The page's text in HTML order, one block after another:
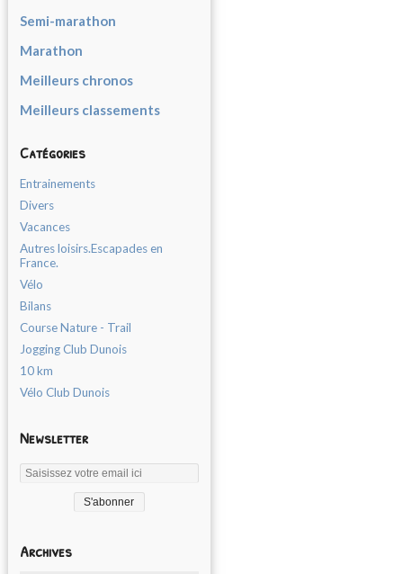
Semi-marathon
Marathon
Meilleurs chronos
Meilleurs classements
Catégories
Entrainements
Divers
Vacances
Autres loisirs.Escapades en
France.
Vélo
Bilans
Course Nature - Trail
Jogging Club Dunois
10 km
Vélo Club Dunois
Newsletter
Archives